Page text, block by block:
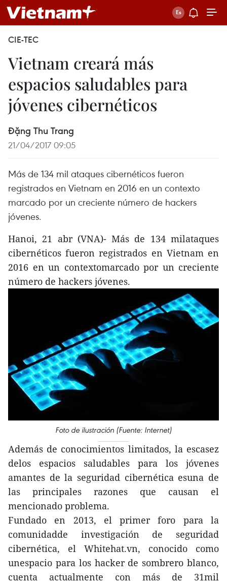
CIE-TEC
Vietnam creará más
espacios saludables para
jóvenes cibernéticos
Đặng Thu Trang
21/04/2017 09:05
Más de 134 mil ataques cibernéticos fueron
registrados en Vietnam en 2016 en un contexto
marcado por un creciente número de hackers
jóvenes.
Hanoi, 21 abr (VNA)- Más de 134 milataques
cibernéticos fueron registrados en Vietnam en
2016 en un contextomarcado por un creciente
número de hackers jóvenes.
Foto de ilustración (Fuente: Internet)
Además de conocimientos limitados, la escasez
delos espacios saludables para los jóvenes
amantes de la seguridad cibernética esuna de
las principales razones que causan el
mencionado problema.
Fundado en 2013, el primer foro para la
comunidadde investigación de seguridad
cibernética, el Whitehat.vn, conocido como
unespacio para los hacker de sombrero blanco,
cuenta actualmente con más de 31mil